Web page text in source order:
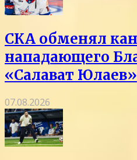
СКА обменял
нападающего
«Салават Юлаев»
07.08.2026